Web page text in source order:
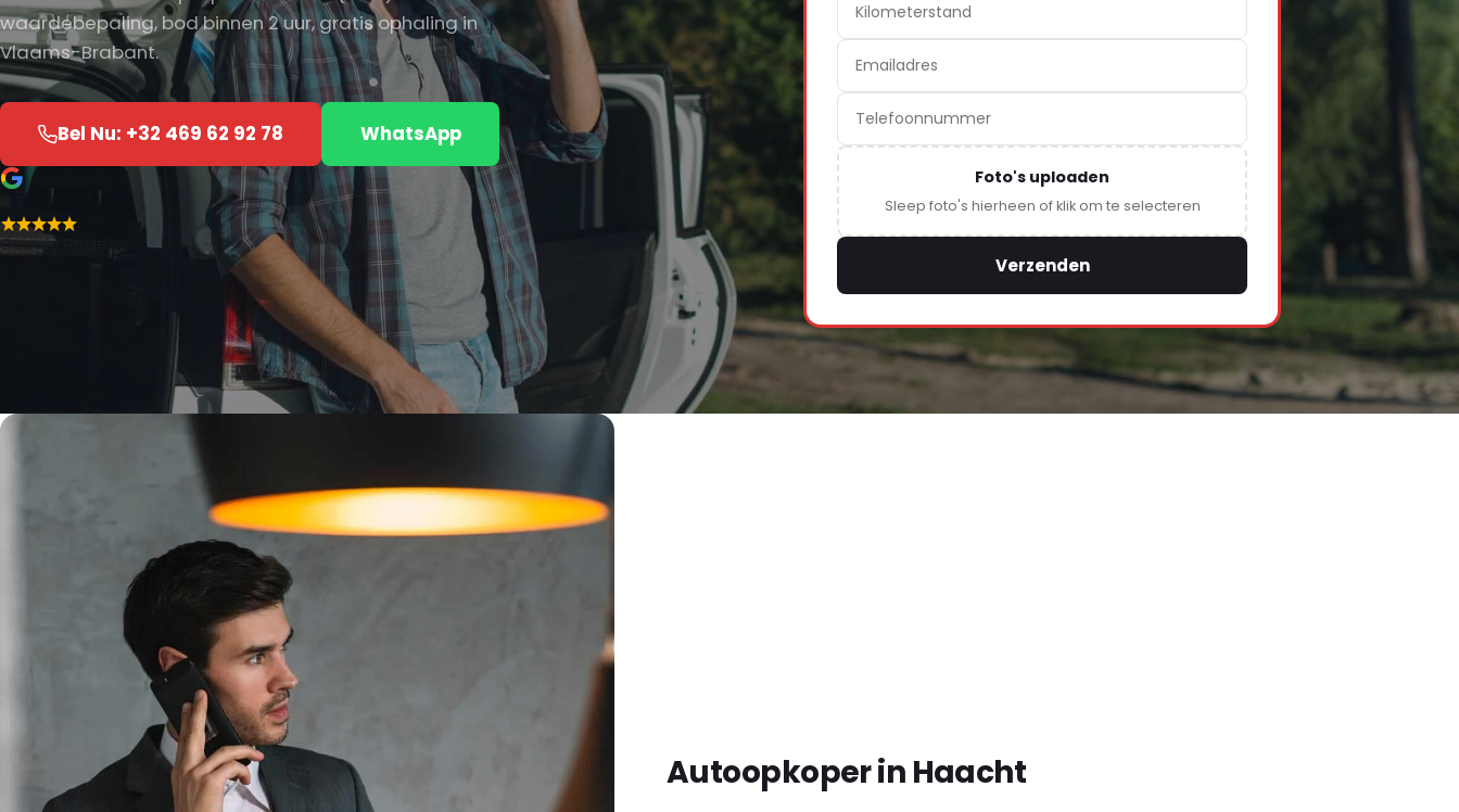
waardebepaling, bod binnen 2 uur, gratis ophaling in
Vlaams-Brabant.
Bel Nu: +32 469 62 92 78 WhatsApp
Google Reviews
Foto's uploaden
Sleep foto's hierheen of klik om te selecteren
Verzenden
Autoopkoper in Haacht